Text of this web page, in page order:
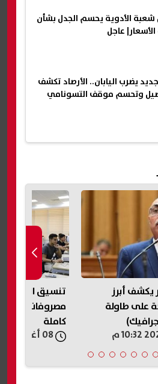
الأدوية يحسم الجدل بشأن
الأسعار| عاجل
جديد يضرب اليابان.. الأرصاد تكشف
وتحسم موقف التسونامي
يكشف أبرز
على طاولة
مصروفات جامعة
كاملة